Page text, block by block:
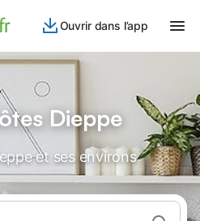
Ouvrir dans l’app
Dieppe
et ses environs